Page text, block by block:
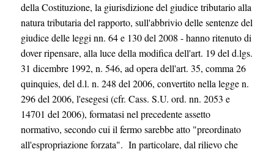
della Costituzione, la giurisdizione del giudice tributario alla
natura tributaria del rapporto, sull'abbrivio delle sentenze del
giudice delle leggi nn. 64 e 130 del 2008 - hanno ritenuto di
dover ripensare, alla luce della modifica dell'art. 19 del d.lgs.
31 dicembre 1992, n. 546, ad opera dell'art. 35, comma 26
quinquies, del d.l. n. 248 del 2006, convertito nella legge n.
296 del 2006, l'esegesi (cfr. Cass. S.U. ord. nn. 2053 e
14701 del 2006), formatasi nel precedente assetto
normativo, secondo cui il fermo sarebbe atto "preordinato
all'espropriazione forzata". In particolare, dal rilievo che